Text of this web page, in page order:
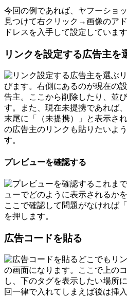
今回の例であれば、ヤフーショ
見つけて右クリック→画像のア
ドレスを入手して設定しています
リンクを設定する広告主を
びます。右側にあるのが現在の
告主。ここから削除したり、並
す。また、現在未提携であれば
末尾に「（未提携）」と表示さ
の広告主のリンクも貼りたいよ
す。
プレビューを確認する
これま
ューでどのように表示されるか
ここで確認して問題がなければ
を押します。
広告コードを貼る
どこでもリ
の画面になります。ここで上の
し、下のタグを表示したい場所
回一律で入れてしまえば後は挿